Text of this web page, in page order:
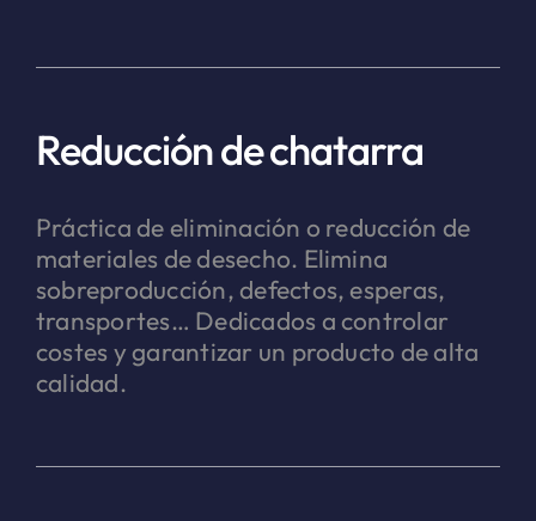
Reducción de chatarra
Práctica de eliminación o reducción de
materiales de desecho. Elimina
sobreproducción, defectos, esperas,
transportes… Dedicados a controlar
costes y garantizar un producto de alta
calidad.